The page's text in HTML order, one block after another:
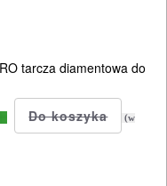
tarcza diamentowa do
(w